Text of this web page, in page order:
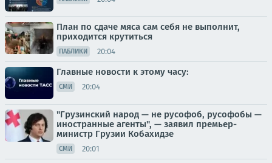
План по сдаче мяса сам себя не выполнит,
приходится крутиться
ПАБЛИКИ 20:04
Главные новости к этому часу:
СМИ 20:04
"Грузинский народ — не русофоб, русофобы —
иностранные агенты", — заявил премьер-
министр Грузии Кобахидзе
СМИ 20:01